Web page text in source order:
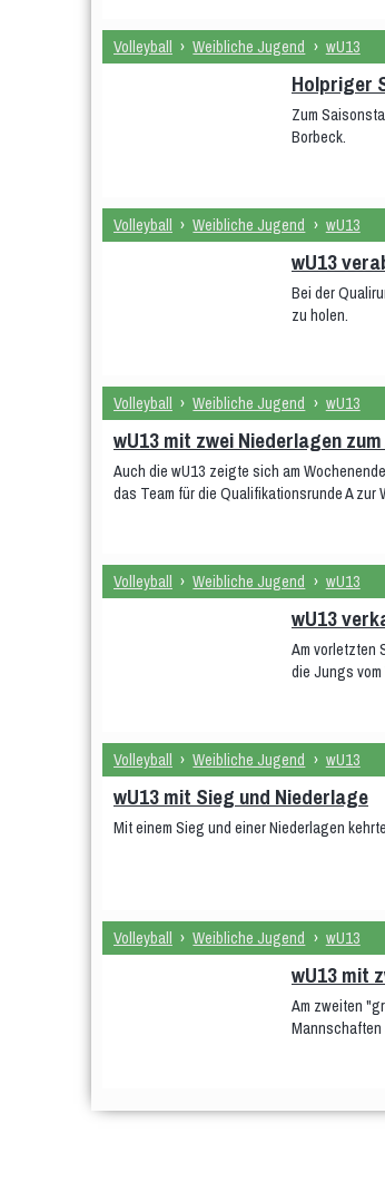
Volleyball › Weibliche Jugend › wU13
Holpriger
Zum
Borbeck.
Volleyball › Weibliche Jugend › wU13
wU13
Bei der
zu holen.
Volleyball › Weibliche Jugend › wU13
wU13 mit zwei Niederlagen
Auch die wU13 zeigte sich am
das Team für die Qualifikationsrunde A
Volleyball › Weibliche Jugend › wU13
wU13
Am vorletzten
die Jungs vom
Volleyball › Weibliche Jugend › wU13
wU13 mit Sieg und Niederlage
Mit einem Sieg und einer Niederlagen
Volleyball › Weibliche Jugend › wU13
wU13 mit
Am zweiten
Mannschaften